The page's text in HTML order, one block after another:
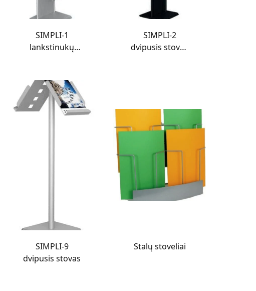
SIMPLI-1
lankstinukų
SIMPLI-2
dvipusis stovas
SIMPLI-9
dvipusis stovas
Stalų stoveliai